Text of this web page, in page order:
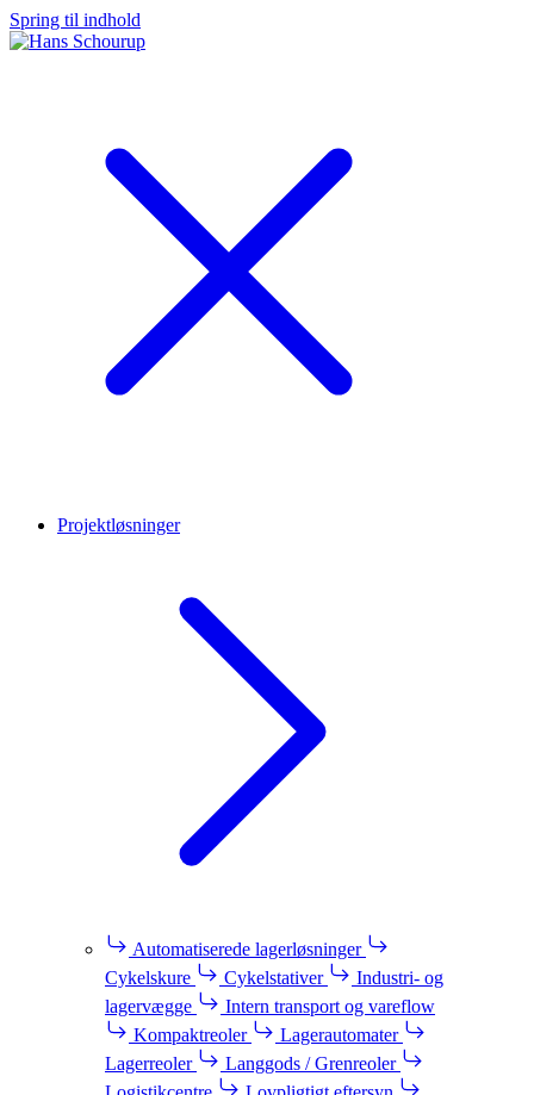
Spring til indhold
Projektløsninger
Automatiserede lagerløsninger
Cykelskure
Cykelstativer
Industri- og
lagervægge
Intern transport og vareflow
Kompaktreoler
Lagerautomater
Lagerreoler
Langgods / Grenreoler